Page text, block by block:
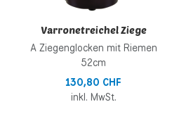
Varronetreichel Ziege
A Ziegenglocken mit Riemen
52cm
130,80 CHF
inkl. MwSt.